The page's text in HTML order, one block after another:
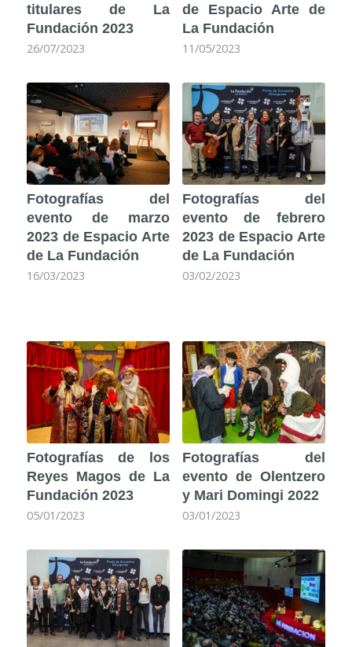
titulares de La
Fundación 2023
26/07/2023
de Espacio Arte de
La Fundación
11/05/2023
Fotografías del
evento de marzo
2023 de Espacio Arte
de La Fundación
16/03/2023
Fotografías del
evento de febrero
2023 de Espacio Arte
de La Fundación
03/02/2023
Fotografías de los
Reyes Magos de La
Fundación 2023
05/01/2023
Fotografías del
evento de Olentzero
y Mari Domingi 2022
03/01/2023